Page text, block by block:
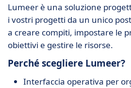
Lumeer è una soluzione
i vostri progetti da un unico
a creare compiti, impostare le
obiettivi e gestire le risorse.
Perché scegliere Lumeer?
Interfaccia operativa per